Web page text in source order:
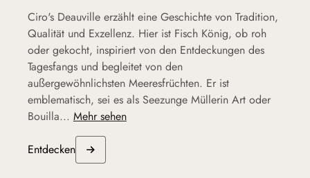
Ciro's Deauville erzählt eine Geschichte von Tradition,
Qualität und Exzellenz. Hier ist Fisch König, ob roh
oder gekocht, inspiriert von den Entdeckungen des
Tagesfangs und begleitet von den
außergewöhnlichsten Meeresfrüchten. Er ist
emblematisch, sei es als Seezunge Müllerin Art oder
Bouilla... Mehr sehen
Entdecken